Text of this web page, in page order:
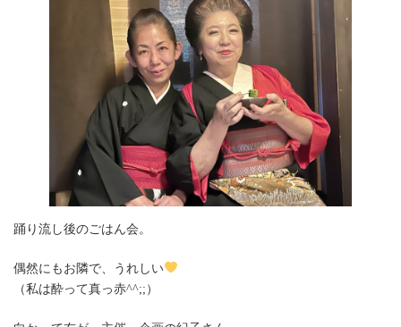
踊り流し後のごはん会。
偶然にもお隣で、うれしい
（私は酔って真っ赤^^;;）